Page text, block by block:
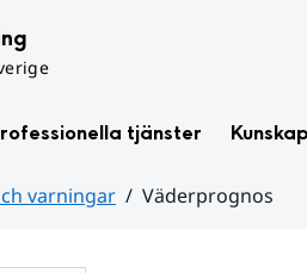
tjänster
varningar
Väderprognos